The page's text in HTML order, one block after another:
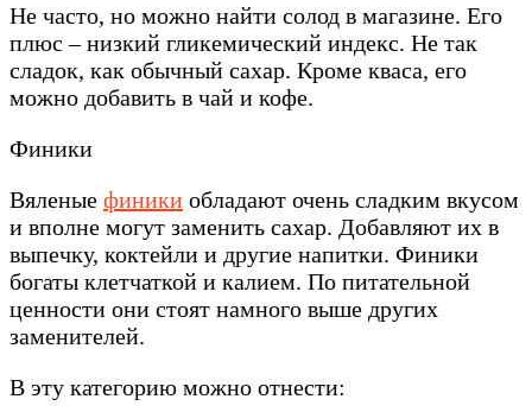
Не часто, но можно найти солод в магазине. Его
плюс – низкий гликемический индекс. Не так
сладок, как обычный сахар. Кроме кваса, его
можно добавить в чай и кофе.
Финики
Вяленые финики обладают очень сладким вкусом
и вполне могут заменить сахар. Добавляют их в
выпечку, коктейли и другие напитки. Финики
богаты клетчаткой и калием. По питательной
ценности они стоят намного выше других
заменителей.
В эту категорию можно отнести: